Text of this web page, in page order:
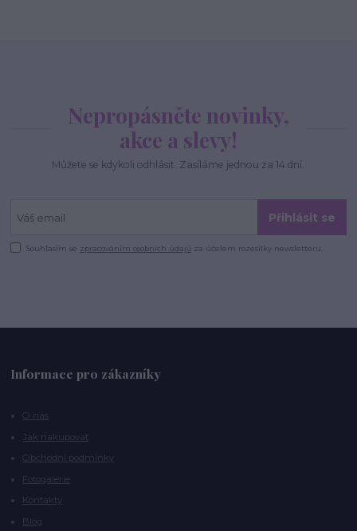
Nepropásněte novinky,
akce a slevy!
Můžete se kdykoli odhlásit. Zasíláme jednou za 14 dní.
Přihlásit se
Souhlasím se zpracováním osobních údajů za účelem rozesílky newsletteru.
Informace pro zákazníky
O nás
Jak nakupovat
Obchodní podmínky
Fotogalerie
Kontakty
Blog